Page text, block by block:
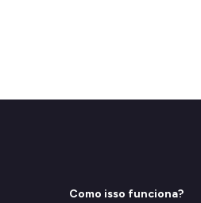
Como isso funciona?